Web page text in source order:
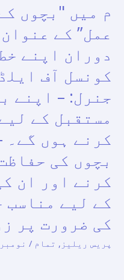
میں
قدیم
یونیورسٹیوں
کے
کردار
پر
تبادلہ
خیال
کیا۔
م میں "بچوں
عمل” کے
دوران اپنے
کونسل آف
جنرل: – اپنے
مستقبل کے
کرنے ہوں گے۔
بچوں کی
کرنے اور ان
کے لیے مناسب
کی ضرورت پر
پریس ریلیز , تمام / نومبر 22, 2022
میں
"بچوں
کے
لیے
اور
عمل”
کے
سے
کانفرنس
کے
دوران